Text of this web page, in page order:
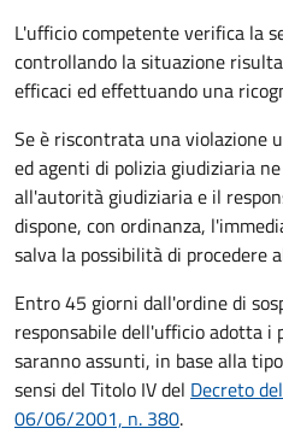
L'ufficio competente verifica la
controllando la situazione
efficaci ed effettuando una
Se è riscontrata una violazione
ed agenti di polizia giudiziaria
all'autorità giudiziaria e il
dispone, con ordinanza,
salva la possibilità di procedere
Entro 45 giorni dall'ordine di
responsabile dell'ufficio adotta
saranno assunti, in base alla
sensi del Titolo IV del Decreto
06/06/2001, n. 380.